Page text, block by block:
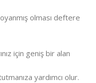
olması deftere
için geniş bir alan
yardımcı olur.